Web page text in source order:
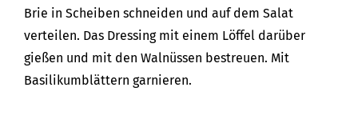
Brie in Scheiben schneiden und auf dem Salat
verteilen. Das Dressing mit einem Löffel darüber
gießen und mit den Walnüssen bestreuen. Mit
Basilikumblättern garnieren.